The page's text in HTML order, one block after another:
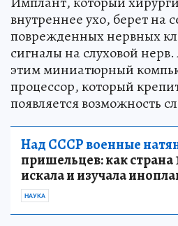
внутреннее ухо, берет на
поврежденных нервных
сигналы на слуховой
этим миниатюрный
процессор, который
появляется возможность
Над СССР военные
пришельцев: как страна
искала и изучала
НАУКА